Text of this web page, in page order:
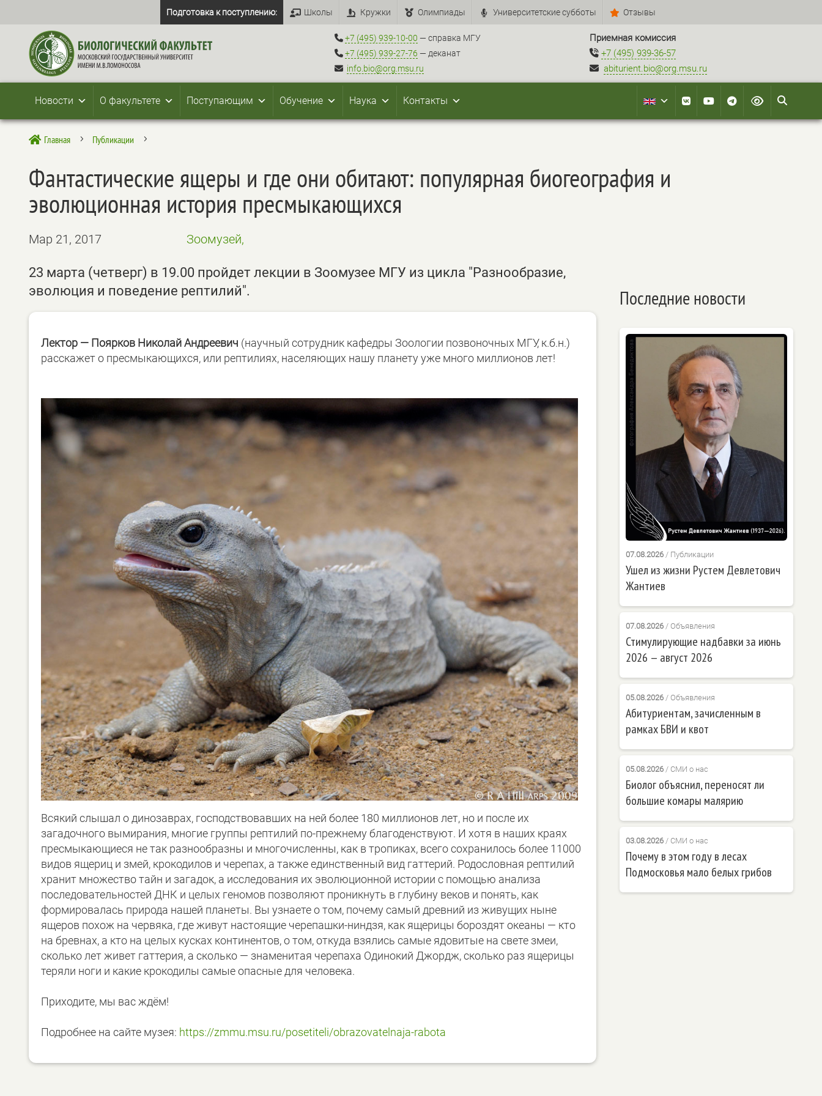
Подготовка к поступлению: Школы Кружки Олимпиады Университетские субботы Отзывы
+7 (495) 939-10-00 — справка МГУ
+7 (495) 939-27-76 — деканат
info.bio@org.msu.ru
Приемная комиссия
+7 (495) 939-36-57
abiturient.bio@org.msu.ru
Новости О факультете Поступающим Обучение Наука Контакты
 Главная 5 Публикации 5
Фантастические ящеры и где они обитают: популярная биогеография и
эволюционная история пресмыкающихся
Мар 21, 2017 Зоомузей,
23 марта (четверг) в 19.00 пройдет лекции в Зоомузее МГУ из цикла "Разнообразие,
эволюция и поведение рептилий".
Лектор — Поярков Николай Андреевич (научный сотрудник кафедры Зоологии позвоночных МГУ, к.б.н.)
расскажет о пресмыкающихся, или рептилиях, населяющих нашу планету уже много миллионов лет!
Всякий слышал о динозаврах, господствовавших на ней более 180 миллионов лет, но и после их
загадочного вымирания, многие группы рептилий по-прежнему благоденствуют. И хотя в наших краях
пресмыкающиеся не так разнообразны и многочисленны, как в тропиках, всего сохранилось более 11000
видов ящериц и змей, крокодилов и черепах, а также единственный вид гаттерий. Родословная рептилий
хранит множество тайн и загадок, а исследования их эволюционной истории с помощью анализа
последовательностей ДНК и целых геномов позволяют проникнуть в глубину веков и понять, как
формировалась природа нашей планеты. Вы узнаете о том, почему самый древний из живущих ныне
ящеров похож на червяка, где живут настоящие черепашки-ниндзя, как ящерицы бороздят океаны — кто
на бревнах, а кто на целых кусках континентов, о том, откуда взялись самые ядовитые на свете змеи,
сколько лет живет гаттерия, а сколько — знаменитая черепаха Одинокий Джордж, сколько раз ящерицы
теряли ноги и какие крокодилы самые опасные для человека.
Приходите, мы вас ждём!
Подробнее на сайте музея: https://zmmu.msu.ru/posetiteli/obrazovatelnaja-rabota
Последние новости
07.08.2026/ Публикации
Ушел из жизни Рустем Девлетович
Жантиев
07.08.2026/ Объявления
Стимулирующие надбавки за июнь
2026 — август 2026
05.08.2026/ Объявления
Абитуриентам, зачисленным в
рамках БВИ и квот
05.08.2026/ СМИ о нас
Биолог объяснил, переносят ли
большие комары малярию
03.08.2026/ СМИ о нас
Почему в этом году в лесах
Подмосковья мало белых грибов